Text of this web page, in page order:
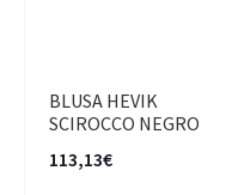
BLUSA HEVIK
SCIROCCO NEGRO
113,13€